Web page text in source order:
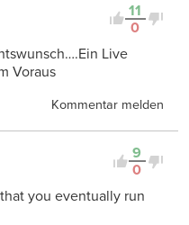
11
0
Live
Voraus
Kommentar melden
9
0
you eventually run